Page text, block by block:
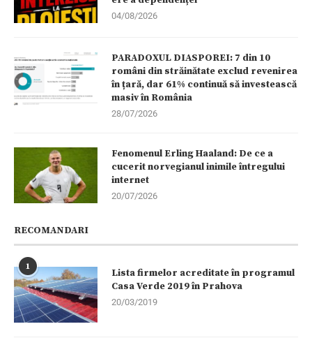
04/08/2026
PARADOXUL DIASPOREI: 7 din 10
români din străinătate exclud revenirea
în țară, dar 61% continuă să investească
masiv în România
28/07/2026
Fenomenul Erling Haaland: De ce a
cucerit norvegianul inimile întregului
internet
20/07/2026
RECOMANDARI
1
Lista firmelor acreditate în programul
Casa Verde 2019 în Prahova
20/03/2019